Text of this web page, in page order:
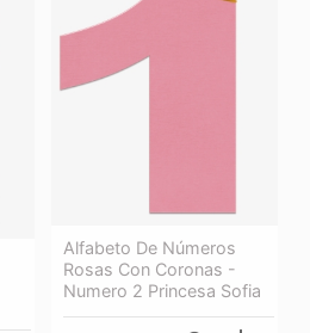
Alfabeto De Números
Rosas Con Coronas -
Numero 2 Princesa Sofia